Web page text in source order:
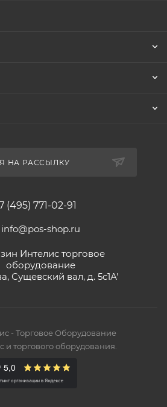
НА РАССЫЛКУ
(495) 771-02-91
info@pos-shop.ru
Интелис торговое
оборудование
Сущевский вал, д. 5с1А'
- Торговое Оборудование
и торгового оборудования.